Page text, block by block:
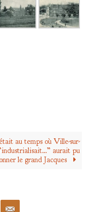
au temps où Ville-sur-
aurait pu
le grand Jacques